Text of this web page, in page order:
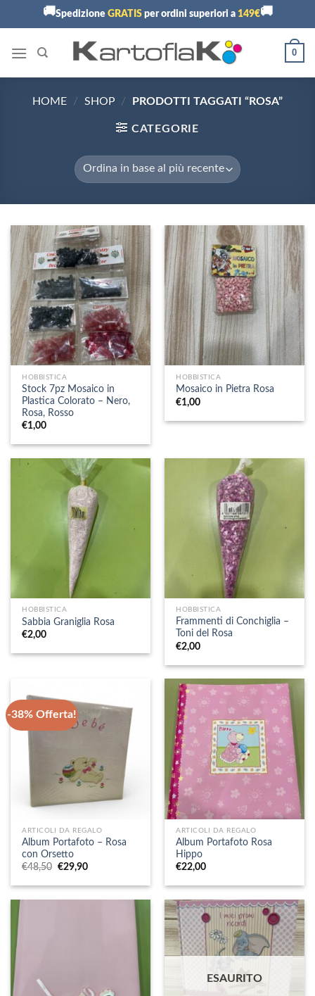
🚚Spedizione GRATISper ordini superiori a 149€🚚
0
HOME / SHOP / PRODOTTI TAGGATI “ROSA”
CATEGORIE
HOBBISTICA
Stock 7pz Mosaico in
Plastica Colorato – Nero,
Rosa, Rosso
€1,00
HOBBISTICA
Mosaico in Pietra Rosa
€1,00
HOBBISTICA
Sabbia Graniglia Rosa
€2,00
HOBBISTICA
Frammenti di Conchiglia –
Toni del Rosa
€2,00
-38% Offerta!
ARTICOLI DA REGALO
Album Portafoto – Rosa
con Orsetto
€48,50 Il
originale
€29,90Il
attuale
ARTICOLI DA REGALO
Album Portafoto Rosa
Hippo
€22,00
ESAURITO